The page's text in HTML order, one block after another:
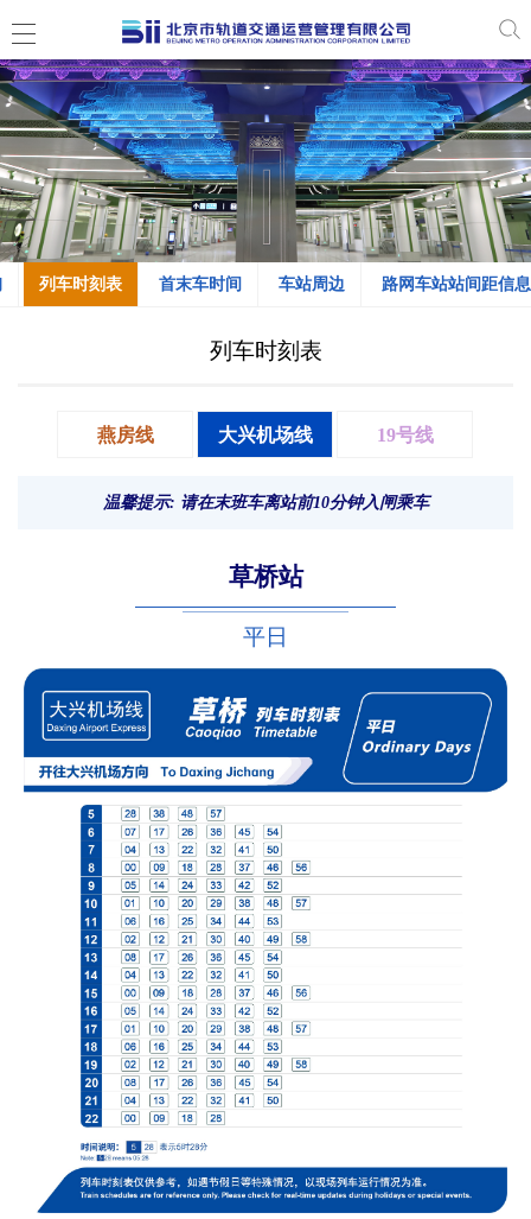
列车时刻表 首末车时间 车站周边 路网车站站间距信息
列车时刻表
燕房线 大兴机场线 19号线
温馨提示: 请在末班车离站前10分钟入闸乘车
草桥站
平日